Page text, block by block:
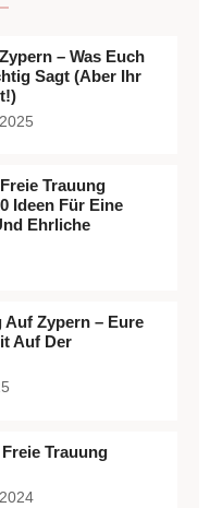
– Was Euch
Sagt (aber Ihr
Trauung
Ideen Für Eine
Ehrliche
Auf Zypern – Eure
Auf Der
Trauung